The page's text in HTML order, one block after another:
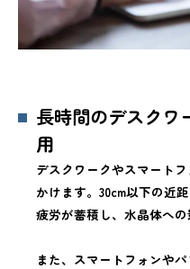
長時間のデスクワ
用
デスクワークやスマート
かけます。30cm以下の近
疲労が蓄積し、水晶体への
また、スマートフォンや